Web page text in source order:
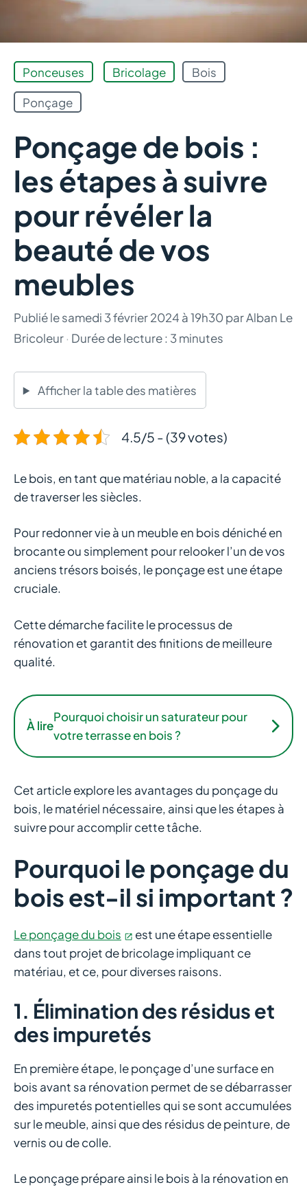
Ponceuses Bricolage
Bois
Ponçage
Ponçage de bois :
les étapes à suivre
pour révéler la
beauté de vos
meubles
Publié lesamedi 3 février 2024 à 19h30parAlban Le
Bricoleur · Durée de lecture : 3 minutes
Afficher la table des matières
4.5/5 - (39 votes)
Le bois, en tant que matériau noble, a la capacité
de traverser les siècles.
Pour redonner vie à un meuble en bois déniché en
brocante ou simplement pour relooker l’un de vos
anciens trésors boisés, le ponçage est une étape
cruciale.
Cette démarche facilite le processus de
rénovation et garantit des finitions de meilleure
qualité.
À lire
Pourquoi choisir un saturateur pour
votre terrasse en bois ?
Cet article explore les avantages du ponçage du
bois, le matériel nécessaire, ainsi que les étapes à
suivre pour accomplir cette tâche.
Pourquoi le ponçage du
bois est-il si important ?
Le ponçage du bois
est une étape essentielle
dans tout projet de bricolage impliquant ce
matériau, et ce, pour diverses raisons.
1. Élimination des résidus et
des impuretés
En première étape, le ponçage d’une surface en
bois avant sa rénovation permet de se débarrasser
des impuretés potentielles qui se sont accumulées
sur le meuble, ainsi que des résidus de peinture, de
vernis ou de colle.
Le ponçage prépare ainsi le bois à la rénovation en